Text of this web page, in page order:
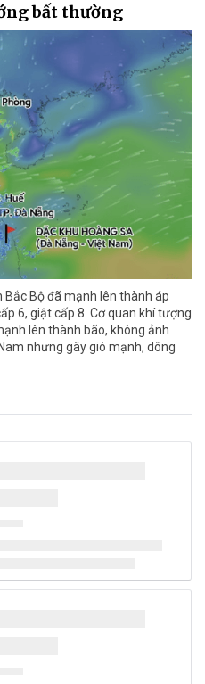
bất thường
Bộ đã mạnh lên thành áp
6, giật cấp 8. Cơ quan khí tượng
lên thành bão, không ảnh
nhưng gây gió mạnh, dông